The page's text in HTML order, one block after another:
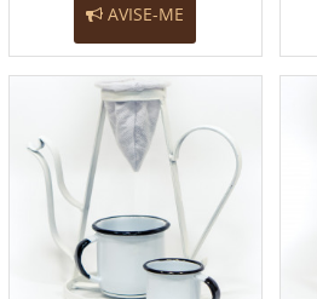
AVISE-ME